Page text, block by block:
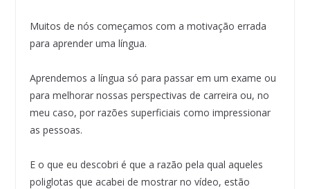
Muitos de nós começamos com a motivação errada
para aprender uma língua.
Aprendemos a língua só para passar em um exame ou
para melhorar nossas perspectivas de carreira ou, no
meu caso, por razões superficiais como impressionar
as pessoas.
E o que eu descobri é que a razão pela qual aqueles
poliglotas que acabei de mostrar no vídeo, estão